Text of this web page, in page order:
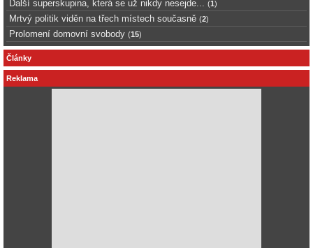
Další superskupina, která se už nikdy nesejde... (1)
Mrtvý politik viděn na třech místech současně (2)
Prolomení domovní svobody (15)
Články
Reklama